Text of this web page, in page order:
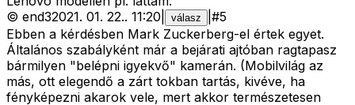
© end32021. 01. 22.. 11:20 válasz #5
Ebben a kérdésben Mark Zuckerberg-el értek egyet.
Általános szabályként már a bejárati ajtóban ragtapasz
bármilyen "belépni igyekvő" kamerán. (Mobilvilág az
más, ott elegendő a zárt tokban tartás, kivéve, ha
fényképezni akarok vele, mert akkor természetesen